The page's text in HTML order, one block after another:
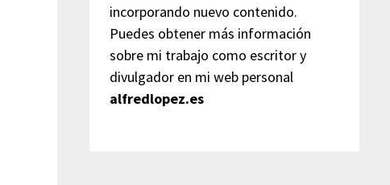
incorporando nuevo contenido.
Puedes obtener más información
sobre mi trabajo como escritor y
divulgador en mi web personal
alfredlopez.es